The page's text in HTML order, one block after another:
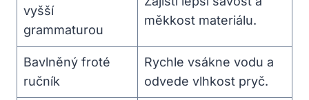
vyšší
grammaturou
měkkost materiálu.
Bavlněný froté
ručník
Rychle vsákne vodu a
odvede vlhkost pryč.